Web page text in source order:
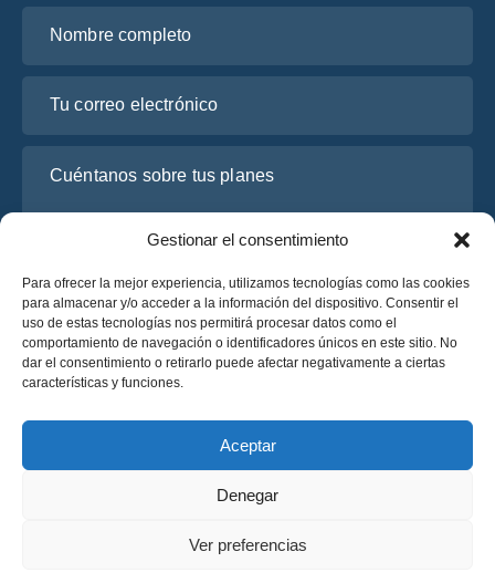
Gestionar el consentimiento
Para ofrecer la mejor experiencia, utilizamos tecnologías como las cookies
para almacenar y/o acceder a la información del dispositivo. Consentir el
uso de estas tecnologías nos permitirá procesar datos como el
comportamiento de navegación o identificadores únicos en este sitio. No
dar el consentimiento o retirarlo puede afectar negativamente a ciertas
características y funciones.
Aceptar
Denegar
Ver preferencias
He leído y acepto la
Solicite un presupuesto
Solicite un presupuesto